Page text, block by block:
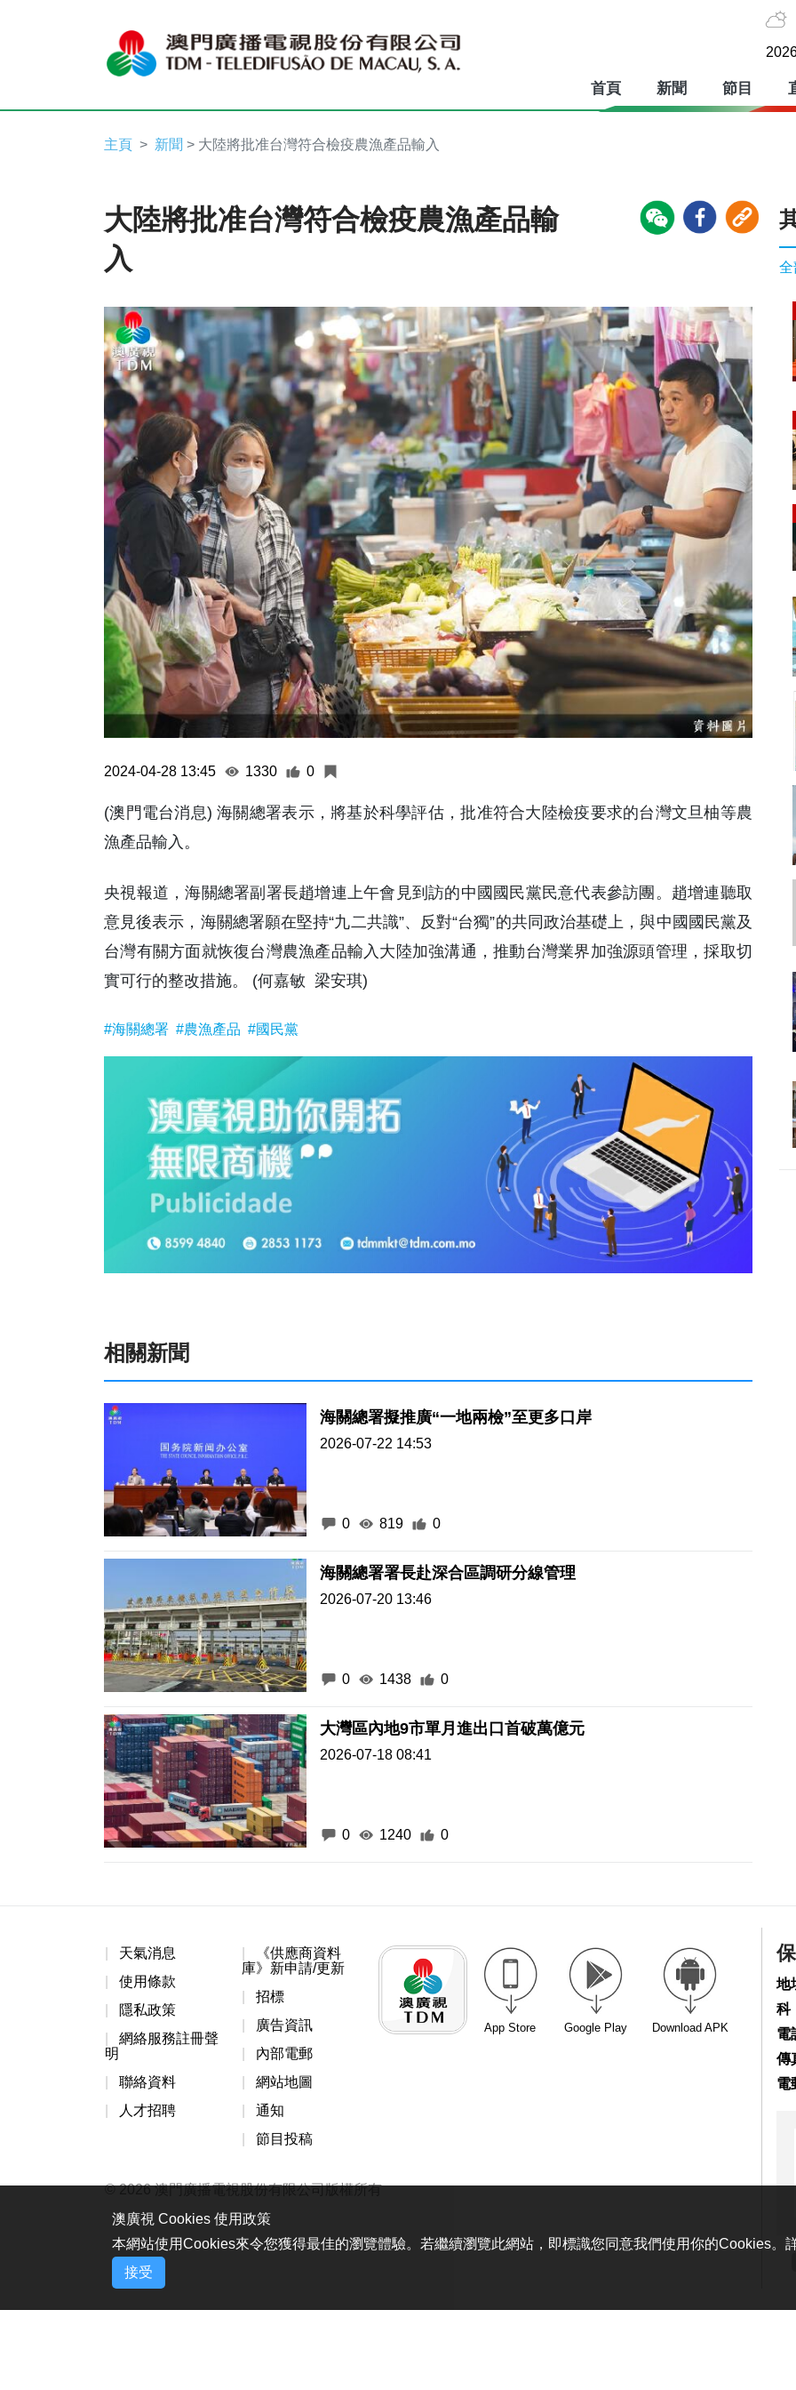
首頁 新聞 節目
主頁 新聞 > 大陸將批准台灣符合檢疫農漁產品輸入
大陸將批准台灣符合檢疫農漁產品輸
入
2024-04-28 13:45 1330 0
(澳門電台消息) 海關總署表示，將基於科學評估，批准符合大陸檢疫要求的台灣文旦柚等農
漁產品輸入。
央視報道，海關總署副署長趙增連上午會見到訪的中國國民黨民意代表參訪團。趙增連聽取
意見後表示，海關總署願在堅持“九二共識”、反對“台獨”的共同政治基礎上，與中國國民黨及
台灣有關方面就恢復台灣農漁產品輸入大陸加強溝通，推動台灣業界加強源頭管理，採取切
實可行的整改措施。 (何嘉敏 梁安琪)
#海關總署 #農漁產品 #國民黨
相關新聞
海關總署擬推廣“一地兩檢”至更多口岸
2026-07-22 14:53
0 819 0
海關總署署長赴深合區調研分線管理
2026-07-20 13:46
0 1438 0
大灣區內地9市單月進出口首破萬億元
2026-07-18 08:41
0 1240 0
全
天氣消息
使用條款
隱私政策
網絡服務註冊聲
明
聯絡資料
人才招聘
《供應商資料
庫》新申請/更新
招標
廣告資訊
內部電郵
網站地圖
通知
節目投稿
App Store Google Play Download APK
© 2026 澳門廣播電視股份有限公司版權所有
地
科
電
傳
電
澳廣視 Cookies 使用政策
本網站使用Cookies來令您獲得最佳的瀏覽體驗。若繼續瀏覽此網站，即標識您同意我們使用你的Cookies。
接受